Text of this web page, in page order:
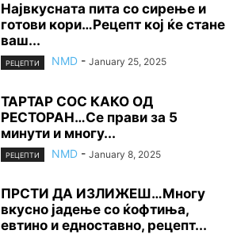
Највкусната пита со сирење и
готови кори…Рецепт кој ќе стане
ваш...
РЕЦЕПТИ NMD - January 25, 2025
ТАРТАР СОС КАКО ОД
РЕСТОРАН…Се прави за 5
минути и многу...
РЕЦЕПТИ NMD - January 8, 2025
ПРСТИ ДА ИЗЛИЖЕШ…Многу
вкусно јадење со ќофтиња,
евтино и едноставно, рецепт...